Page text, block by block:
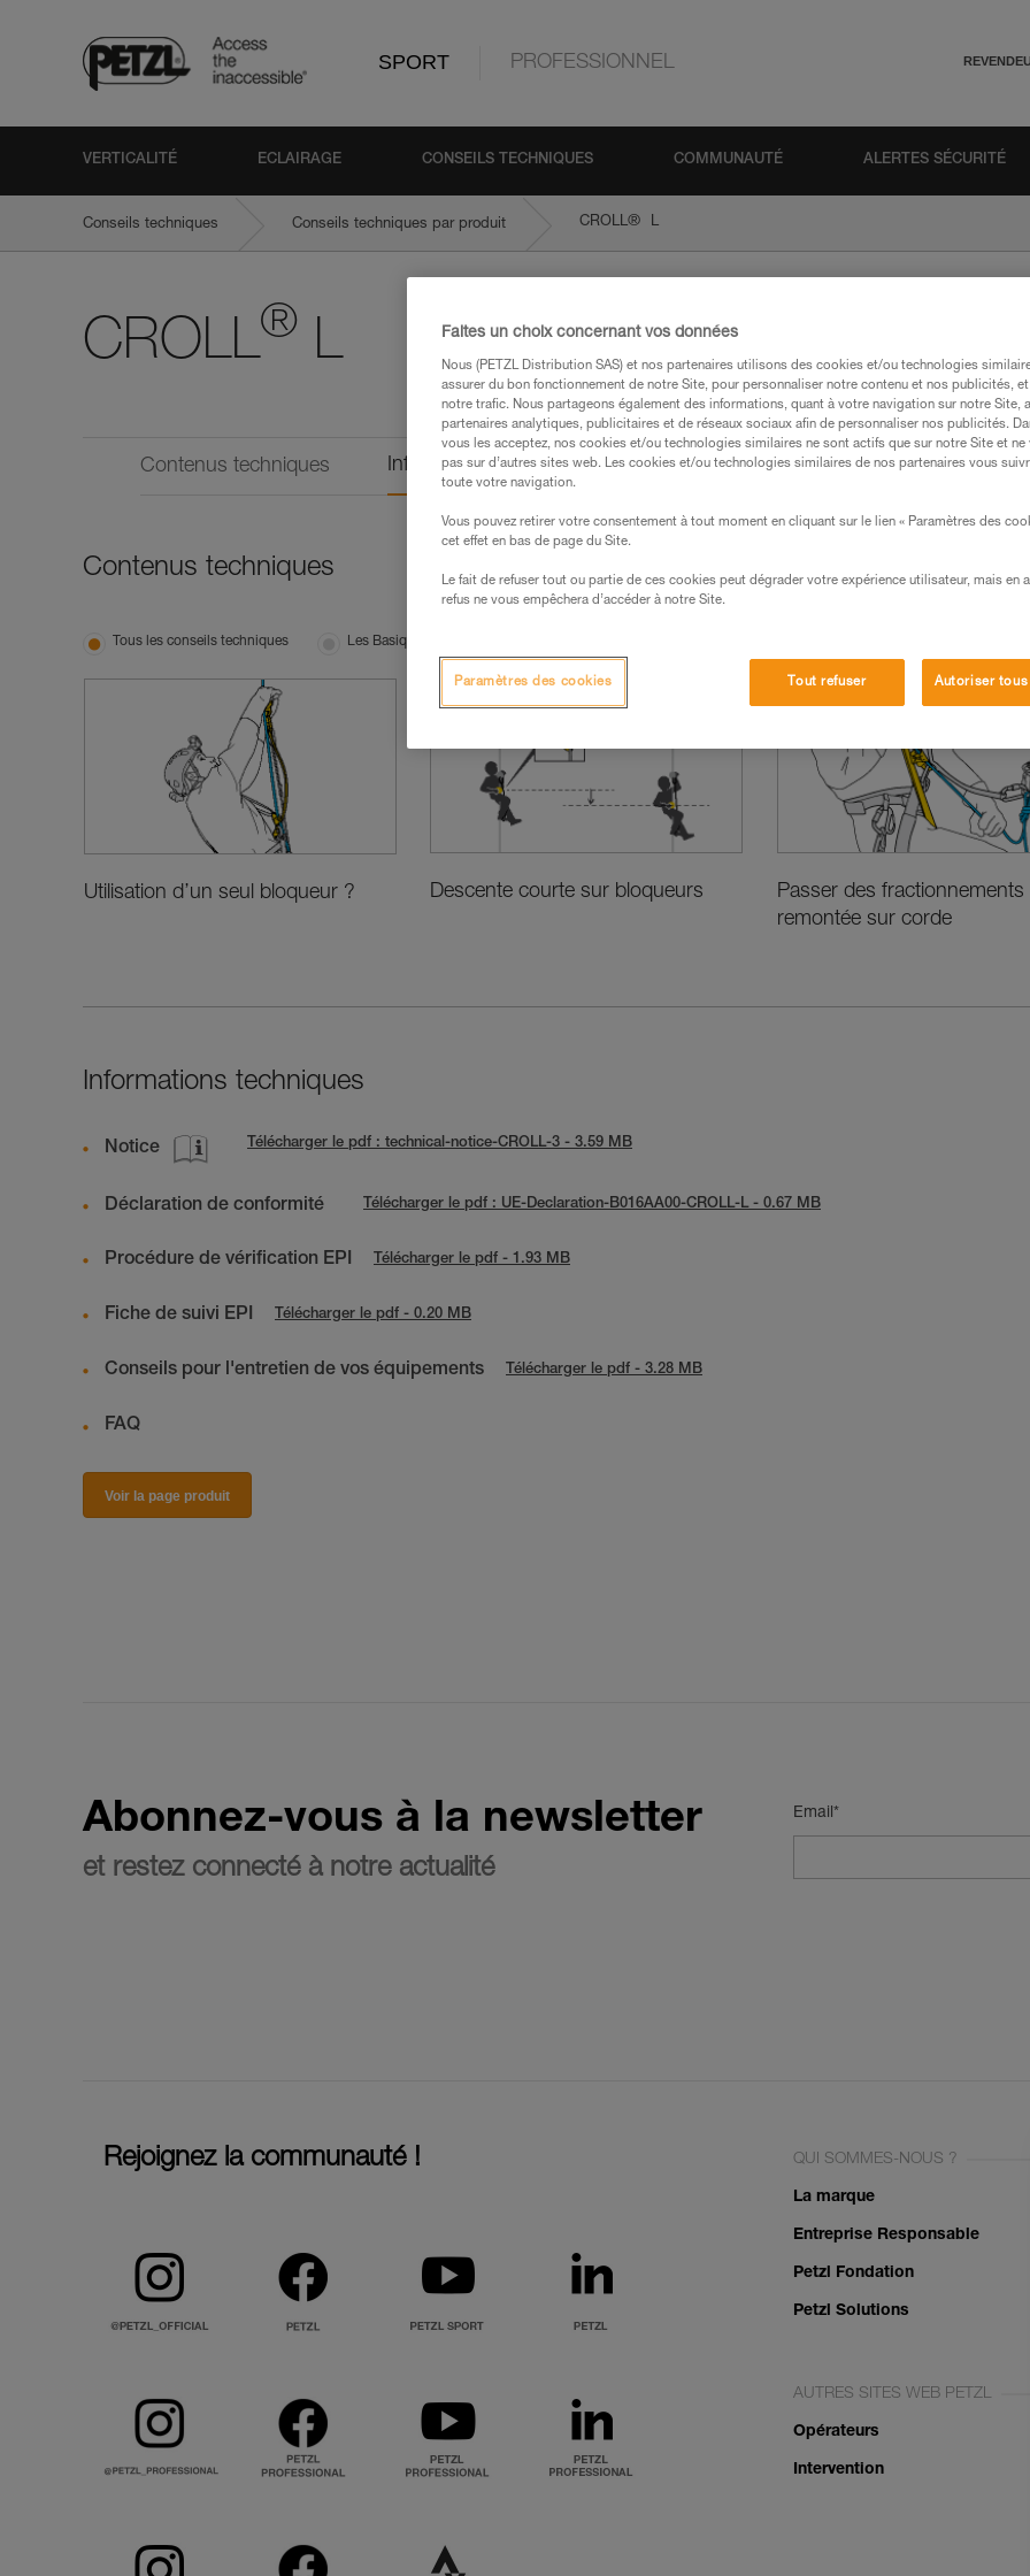
SPORT PROFESSIONNEL
VERTICALITÉ ECLAIRAGE CONSEILS TECHNIQUES COMMUNAUTÉ ALERTES SÉCURITÉ
Conseils techniques Conseils techniques par produit CROLL® L
CROLL® L
Contenus techniques Informations techniques
Contenus techniques
Tous les conseils techniques Les Basiques
Utilisation d’un seul bloqueur ? Descente courte sur bloqueurs
Passer des fractionnements
remontée sur corde
Informations techniques
Notice Télécharger le pdf : technical-notice-CROLL-3 - 3.59 MB
Déclaration de conformité Télécharger le pdf : UE-Declaration-B016AA00-CROLL-L - 0.67 MB
Procédure de vérification EPI Télécharger le pdf - 1.93 MB
Fiche de suivi EPI Télécharger le pdf - 0.20 MB
Conseils pour l'entretien de vos équipements Télécharger le pdf - 3.28 MB
FAQ
Voir la page produit
Abonnez-vous à la newsletter
et restez connecté à notre actualité
Email*
Rejoignez la communauté ! QUI SOMMES-NOUS ?
La marque
Entreprise Responsable
Petzl Fondation
Petzl Solutions
AUTRES SITES WEB PETZL
Opérateurs
Intervention
Faites un choix concernant vos données
Nous (PETZL Distribution SAS) et nos partenaires utilisons des cookies et/ou technologies
assurer du bon fonctionnement de notre Site, pour personnaliser notre contenu et nos publicités,
notre trafic. Nous partageons également des informations, quant à votre navigation sur notre Site,
partenaires analytiques, publicitaires et de réseaux sociaux afin de personnaliser nos publicités.
vous les acceptez, nos cookies et/ou technologies similaires ne sont actifs que sur notre Site et ne
pas sur d’autres sites web. Les cookies et/ou technologies similaires de nos partenaires vous
toute votre navigation.
Vous pouvez retirer votre consentement à tout moment en cliquant sur le lien « Paramètres des
cet effet en bas de page du Site.
Le fait de refuser tout ou partie de ces cookies peut dégrader votre expérience utilisateur, mais en
refus ne vous empêchera d’accéder à notre Site.
Tout refuser Autoriser
Paramètres des cookies